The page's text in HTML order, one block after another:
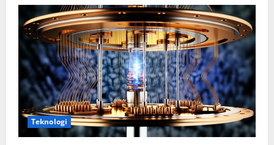
Teknologi